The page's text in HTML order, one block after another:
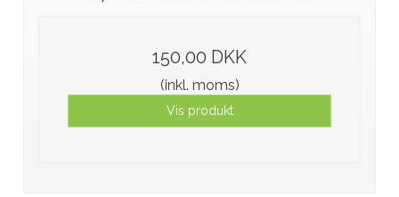
150,00 DKK
(inkl. moms)
Vis produkt